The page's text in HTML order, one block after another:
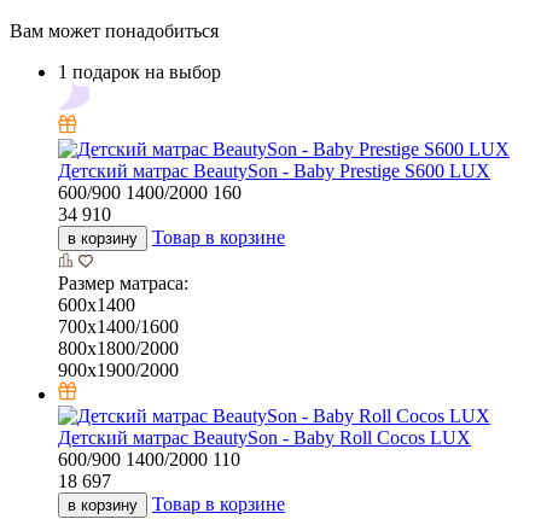
Вам может понадобиться
1 подарок на выбор
Детский матрас BeautySon - Baby Prestige S600 LUX
600/900 1400/2000 160
34 910
в корзину Товар в корзине
Размер матраса:
600x1400
700x1400/1600
800x1800/2000
900x1900/2000
Детский матрас BeautySon - Baby Roll Cocos LUX
600/900 1400/2000 110
18 697
в корзину Товар в корзине